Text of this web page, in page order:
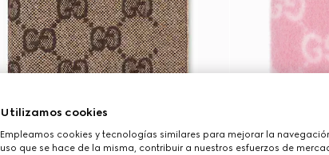
Utilizamos cookies
Empleamos cookies y tecnologías similares para mejorar la
uso que se hace de la misma, contribuir a nuestros esfuerzos de